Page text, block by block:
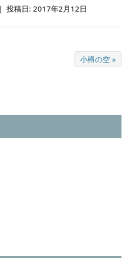
｜投稿日: 2017年2月12日
小樽の空 »